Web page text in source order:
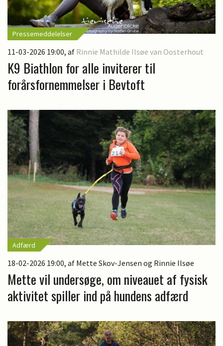
Pressemeddelelser
11-03-2026 19:00, af Rinnie Mathilde Ilsøe van Oosterhout
K9 Biathlon for alle inviterer til
forårsfornemmelser i Bevtoft
Adfærd
18-02-2026 19:00, af Mette Skov-Jensen og Rinnie Ilsøe
Mette vil undersøge, om niveauet af fysisk
aktivitet spiller ind på hundens adfærd